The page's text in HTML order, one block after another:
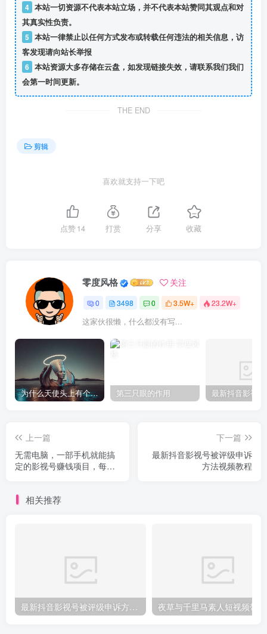
4 本站一切资源不代表本站立场，并不代表本站赞同其观点和对
其真实性负责。
5 本站一律禁止以任何方式发布或转载任何违法的相关信息，访
客发现请向站长举报
6 本站资源大多存储在云盘，如发现链接失效，请联系我们我们
会第一时间更新。
THE END
剪辑
喜欢就支持一下吧
点赞14 打赏 分享 收藏
零度风格 关注
0 3498 0 3.5W+ 23.2W+
这家伙很懒，什么都没有写...
为什么天使头上有个圈？ 第三只眼的作用
上一篇
无需电脑，一部手机就能搞
定的影视号赚钱项目，每月
下一篇
最新抖音影视号被评级申诉
方法视频教程
相关推荐
最新抖音影视号被评级申诉方法视频教程